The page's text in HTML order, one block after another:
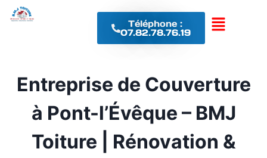
Téléphone :
07.82.78.76.19
Entreprise de Couverture
à Pont-l’Évêque – BMJ
Toiture | Rénovation &